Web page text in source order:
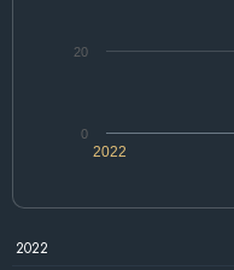
2022
0
20
2022